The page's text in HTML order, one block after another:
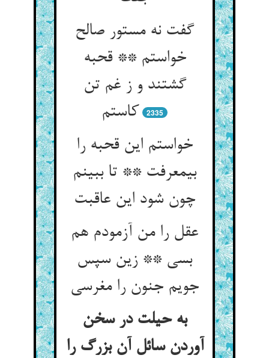
گفت نه مستور صالح
خواستم ** قحبه
گشتند و ز غم تن
کاستم‏
2335
خواستم این قحبه را
بی‏معرفت ** تا ببینم
چون شود این عاقبت‏
عقل را من آزمودم هم
بسی ** زین سپس
جویم جنون را مغرسی‏
به حیلت در سخن
آوردن سائل آن بزرگ را